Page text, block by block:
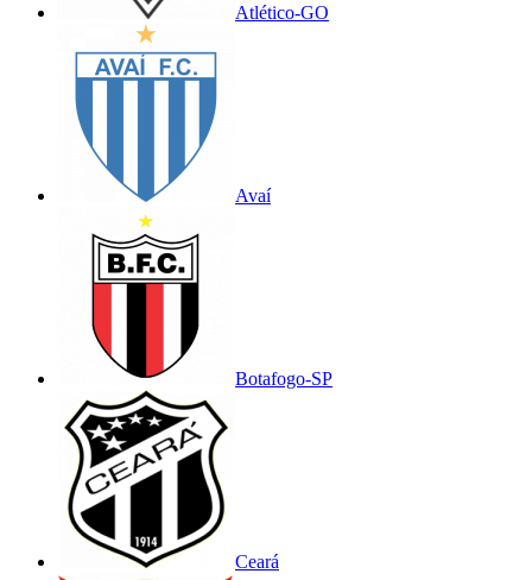
Atlético-GO
Avaí
Botafogo-SP
Ceará